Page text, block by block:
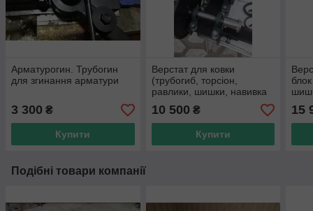
Арматурогин. Трубогин
для згинання арматури
3 300 ₴
Купити
Верстат для ковки
(трубогиб, торсіон,
равлики, шишки, навивка
кіл)
10 500 ₴
Купити
15
Подібні товари компанії